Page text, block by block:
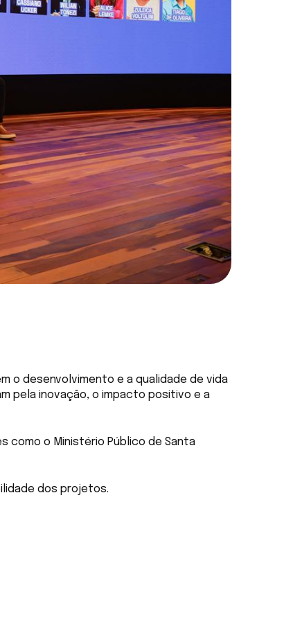
o desenvolvimento e a qualidade de vida
pela inovação, o impacto positivo e a
como o Ministério Público de Santa
dos projetos.